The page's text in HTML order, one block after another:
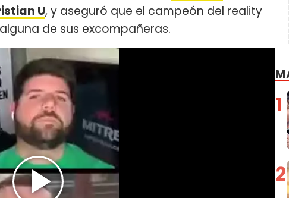
U, y aseguró que el campeón del reality
de sus excompañeras.
1
2